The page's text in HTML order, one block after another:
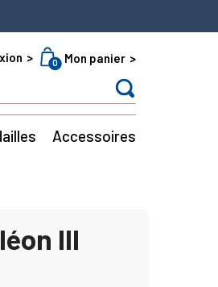
0 Mon panier
Accessoires
III